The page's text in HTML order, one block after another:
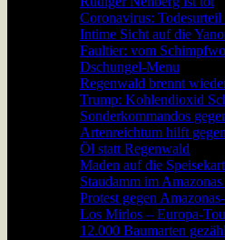
Coronavirus:
Intime Sicht auf die
Faultier: vom
Dschungel-Menu
Regenwald brennt
Trump: Kohlendioxid
Sonderkommandos
Artenreichtum hilft
Öl statt Regenwald
Maden auf die
Staudamm im
Protest gegen
Los Mirlos – Europa-
12.000 Baumarten